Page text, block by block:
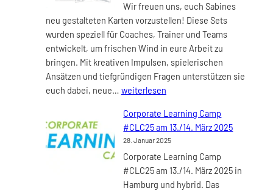
Lösungskarte.
Leben“
ab
dem
06.
Mai
Wir freuen uns, euch Sabines
neu gestalteten Karten vorzustellen! Diese Sets
wurden speziell für Coaches, Trainer und Teams
entwickelt, um frischen Wind in eure Arbeit zu
bringen. Mit kreativen Impulsen, spielerischen
Ansätzen und tiefgründigen Fragen unterstützen sie
euch dabei, neue… Neue
für
Coaching,
Training
und
Inspiration!
weiterlesen
Corporate Learning Camp
#CLC25 am 13./14. März 2025
28. Januar 2025
Corporate Learning Camp
#CLC25 am 13./14. März 2025 in
Hamburg und hybrid. Das